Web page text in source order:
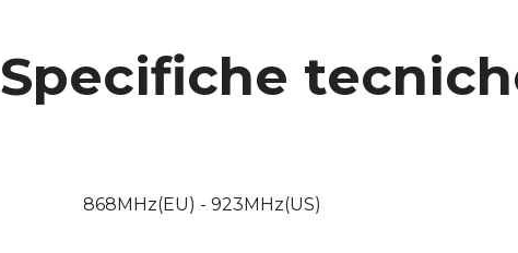
Specifiche
868MHz(EU) - 923MHz(US)